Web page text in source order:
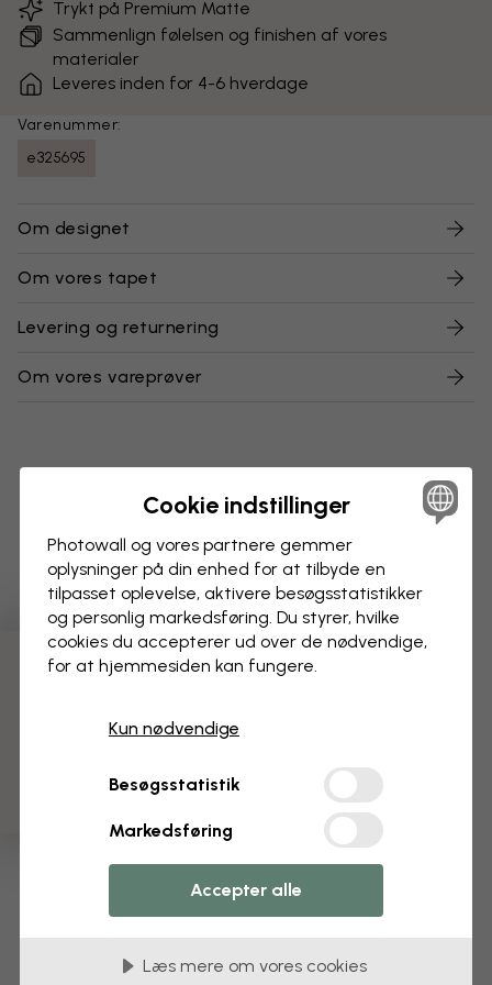
Trykt på Premium Matte
Sammenlign følelsen og finishen af vores
materialer
Leveres inden for 4-6 hverdage
Varenummer:
e325695
Om designet
Om vores tapet
Levering og returnering
Om vores vareprøver
Cookie indstillinger
Photowall og vores partnere gemmer
oplysninger på din enhed for at tilbyde en
tilpasset oplevelse, aktivere besøgs­statistikker
og personlig markedsføring. Du styrer, hvilke
cookies du accepterer ud over de nødvendige,
for at hjemmesiden kan fungere.
Kun nødvendige
Besøgsstatistik
Markedsføring
Accepter alle
Læs mere om vores cookies